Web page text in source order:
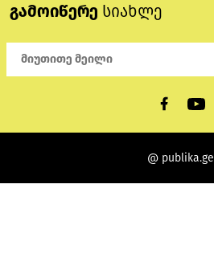
გამოიწერე სიახლე
@ publika.ge